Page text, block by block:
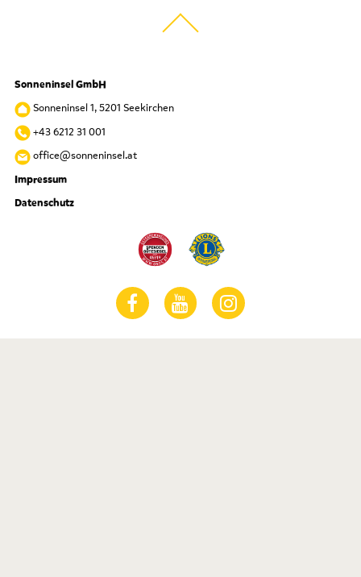
Sonneninsel GmbH
Sonneninsel 1, 5201 Seekirchen
+43 6212 31 001
office@sonneninsel.at
Impressum
Datenschutz